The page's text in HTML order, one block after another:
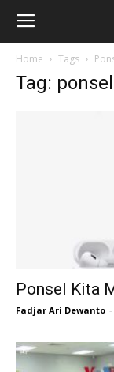
Home Tags
Tag: ponsel
Ponsel Kita
Fadjar Ari Dewanto -